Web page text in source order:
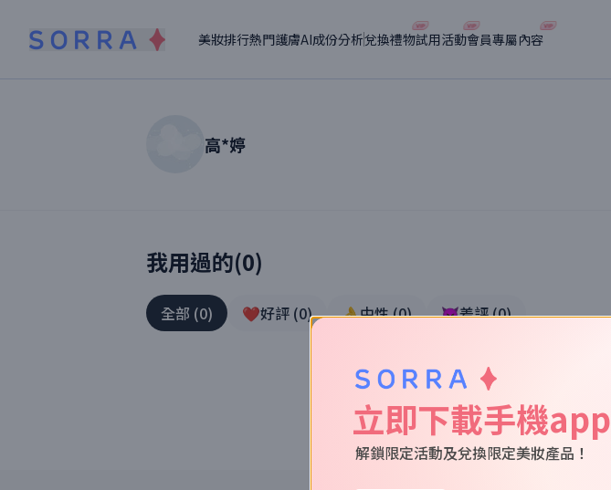
美妝排行熱門護膚AI成份分析兌換禮物試用活動會員專屬內容
高*婷 】美妝真實體驗
高*婷
我用過的(0)
全部 (0) ❤️好評 (0) 👌中性(0) 👿差評(0)
立即下載手機app
解鎖限定活動及兌換限定美妝產品！